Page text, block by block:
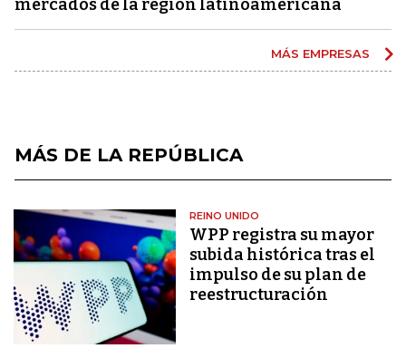
mercados de la región latinoamericana
MÁS EMPRESAS
MÁS DE LA REPÚBLICA
REINO UNIDO
WPP registra su mayor
subida histórica tras el
impulso de su plan de
reestructuración